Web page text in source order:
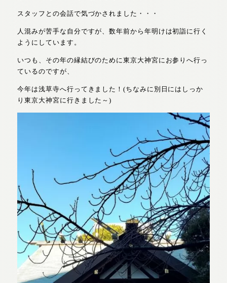
スタッフとの会話で気づかされました・・・
人混みが苦手な自分ですが、数年前から年明けは初詣に行く
ようにしています。
いつも、その年の縁結びのために東京大神宮にお参りへ行っ
ているのですが、
今年は浅草寺へ行ってきました！(ちなみに別日にはしっか
り東京大神宮に行きました～)